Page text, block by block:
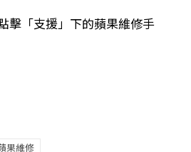
擊「支援」下的蘋果維修手
果維修